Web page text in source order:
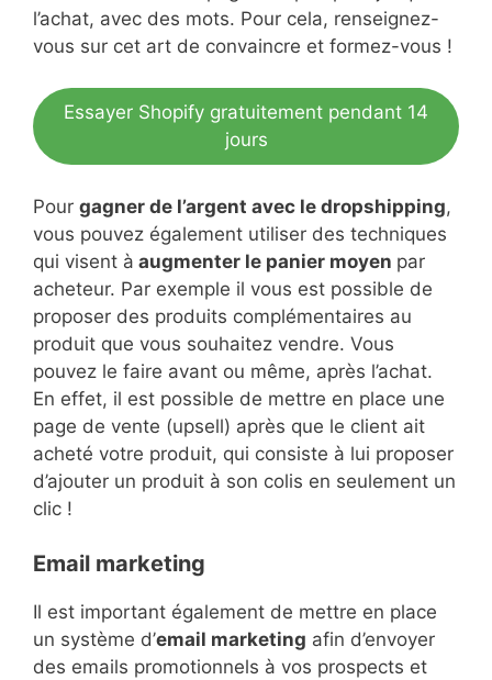
l’achat, avec des mots. Pour cela, renseignez-
vous sur cet art de convaincre et formez-vous !
Essayer Shopify gratuitement pendant 14
jours
Pour gagner de l’argent avec le dropshipping,
vous pouvez également utiliser des techniques
qui visent à augmenter le panier moyen par
acheteur. Par exemple il vous est possible de
proposer des produits complémentaires au
produit que vous souhaitez vendre. Vous
pouvez le faire avant ou même, après l’achat.
En effet, il est possible de mettre en place une
page de vente (upsell) après que le client ait
acheté votre produit, qui consiste à lui proposer
d’ajouter un produit à son colis en seulement un
clic !
Email marketing
Il est important également de mettre en place
un système d’email marketing afin d’envoyer
des emails promotionnels à vos prospects et